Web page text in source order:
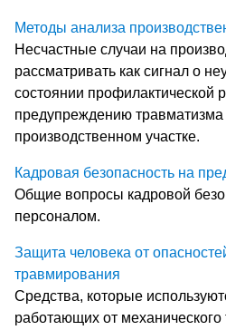
Методы анализа
Несчастные случаи на
рассматривать как сигнал о
состоянии профилактической
предупреждению
производственном участке.
Кадровая безопасность на
Общие вопросы кадровой
персоналом.
Защита человека от
травмирования
Средства, которые
работающих от